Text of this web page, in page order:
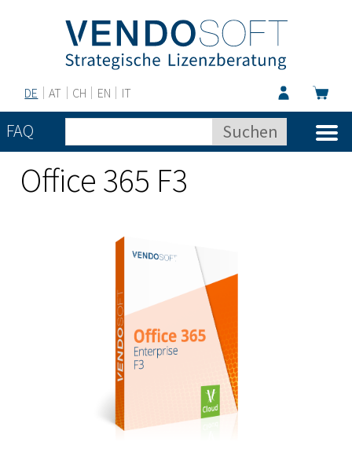
DE AT CH EN IT
FAQ
Office 365 F3